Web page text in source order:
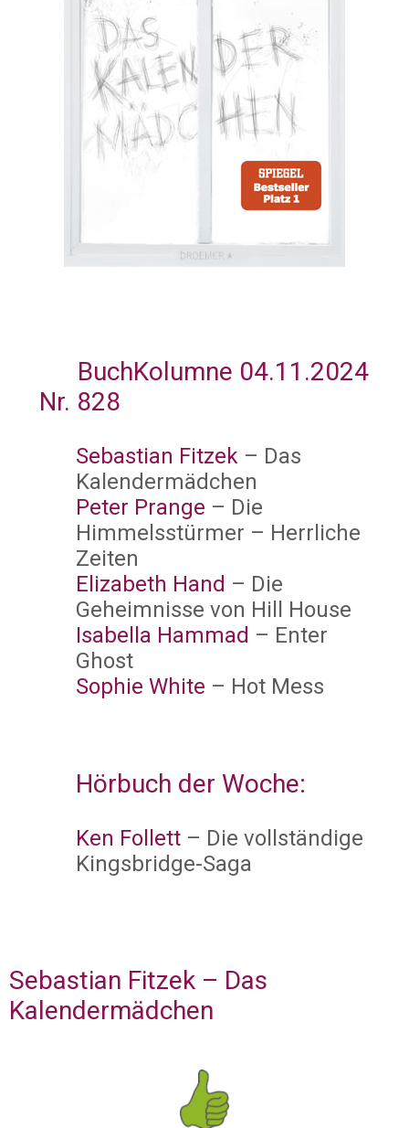
BuchKolumne 04.11.2024
Nr. 828
Sebastian Fitzek – Das
Kalendermädchen
Peter Prange – Die
Himmelsstürmer – Herrliche
Zeiten
Elizabeth Hand – Die
Geheimnisse von Hill House
Isabella Hammad – Enter
Ghost
Sophie White – Hot Mess
Hörbuch der Woche:
Ken Follett – Die vollständige
Kingsbridge-Saga
Sebastian Fitzek – Das
Kalendermädchen